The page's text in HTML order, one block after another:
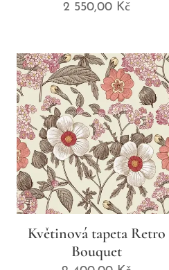
2 550,00Kč
Květinová tapeta Retro
Bouquet